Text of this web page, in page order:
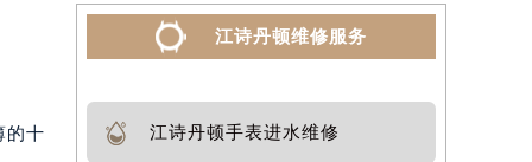
的十
江诗丹顿维修服务
江诗丹顿手表进水维修